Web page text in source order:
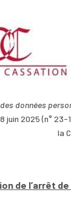
données
juin 2025 (n°
la
de l’arrêt de